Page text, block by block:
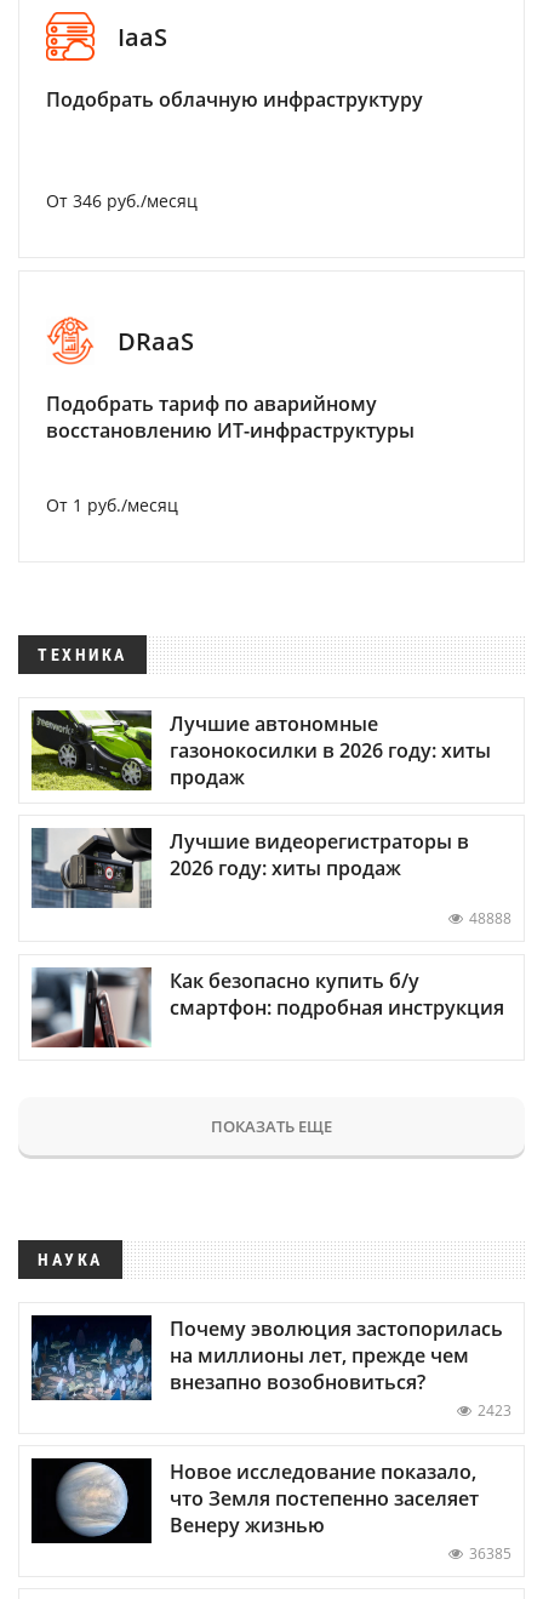
IaaS
Подобрать облачную инфраструктуру
От 346 руб./месяц
DRaaS
Подобрать тариф по аварийному
восстановлению ИТ-инфраструктуры
От 1 руб./месяц
ТЕХНИКА
Лучшие автономные
газонокосилки в 2026 году: хиты
продаж
Лучшие видеорегистраторы в
2026 году: хиты продаж
48888
Как безопасно купить б/у
смартфон: подробная инструкция
ПОКАЗАТЬ ЕЩЕ
НАУКА
Почему эволюция застопорилась
на миллионы лет, прежде чем
внезапно возобновиться?
2423
Новое исследование показало,
что Земля постепенно заселяет
Венеру жизнью
36385